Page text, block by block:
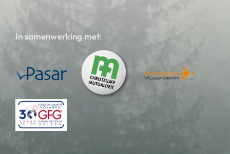
In samenwerking met: